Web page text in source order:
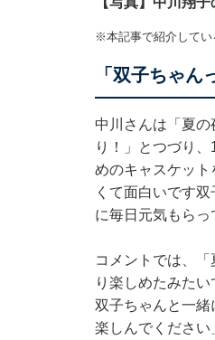
※本記事で紹介してい
「双子ちゃん
中川さんは「夏
り！」とつづり
めのキャスケッ
くて面白いです
に毎日元気もらっ
コメントでは、
り楽しめたみた
双子ちゃんと一
楽しんでください